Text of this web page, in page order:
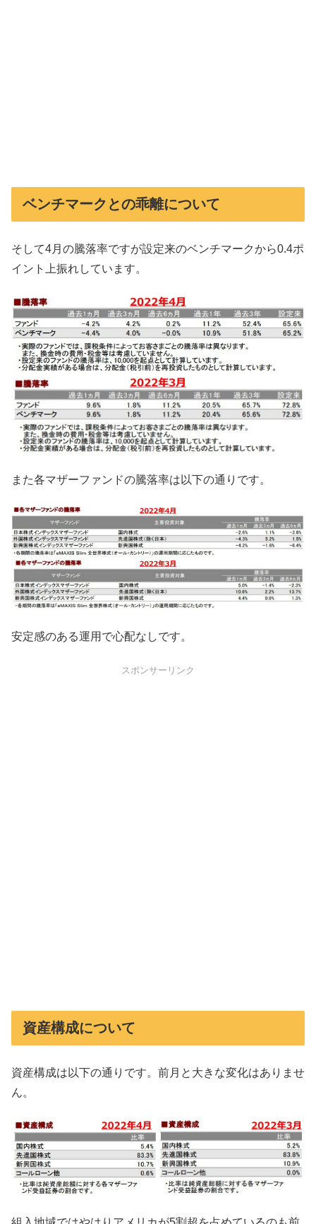
ベンチマークとの乖離について
そして4月の騰落率ですが設定来のベンチマークから0.4ポ
イント上振れしています。
また各マザーファンドの騰落率は以下の通りです。
安定感のある運用で心配なしです。
スポンサーリンク
資産構成について
資産構成は以下の通りです。前月と大きな変化はありませ
ん。